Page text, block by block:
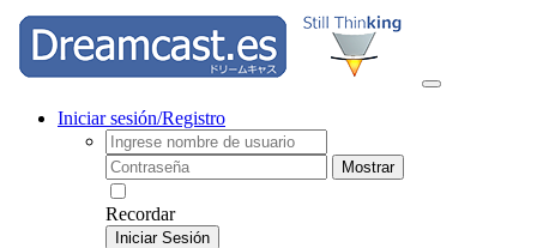
Iniciar sesión/Registro
Mostrar
Recordar
Iniciar Sesión